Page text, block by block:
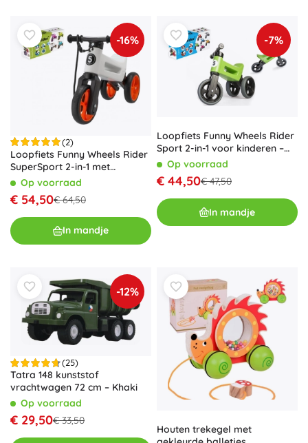
-16%
(2)
Loopfiets Funny Wheels Rider
SuperSport 2-in-1 met
draagriem – Wit-oranje
Op voorraad
€ 54,50€ 64,50
In mandje
-7%
Loopfiets Funny Wheels Rider
Sport 2-in-1 voor kinderen –
Groen
Op voorraad
€ 44,50€ 47,50
In mandje
-12%
(25)
Tatra 148 kunststof
vrachtwagen 72 cm – Khaki
Op voorraad
€ 29,50€ 33,50
Houten trekegel met